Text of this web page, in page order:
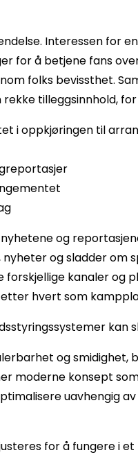
Interessen for
for å betjene fans
folks bevissthet.
tilleggsinnhold,
i oppkjøringen til
og
og sladder om
forskjellige kanaler og
hvert som
kan
og smidighet,
moderne konsept
uavhengig
for å fungere i